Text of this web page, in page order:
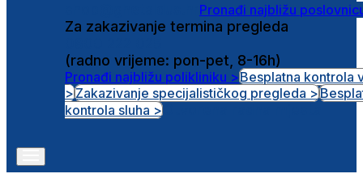
Pronađi najbližu
Za zakazivanje termina pregleda
(radno vrijeme: pon-pet, 8-16h)
Pronađi najbližu polikliniku >Besplatna kontrola
>Zakazivanje specijalističkog pregleda >
kontrola sluha >